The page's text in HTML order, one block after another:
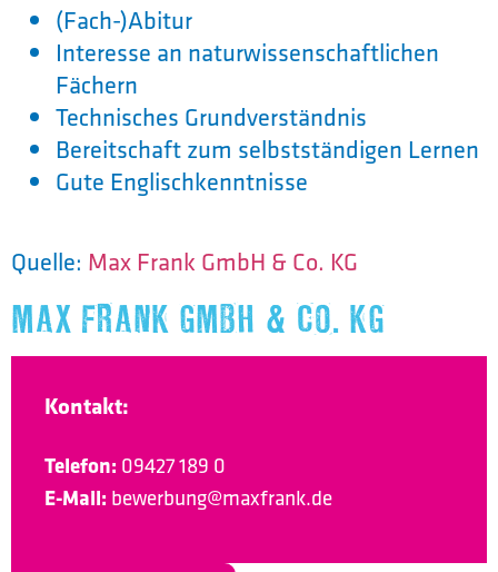
MAX FRANK GMBH & CO. KG
Kontakt:
Telefon: 09427 189 0
E-Mail: bewerbung@maxfrank.de
(Fach-)Abitur
Interesse an naturwissenschaftlichen
Fächern
Technisches Grundverständnis
Bereitschaft zum selbstständigen Lernen
Gute Englischkenntnisse
Quelle: Max Frank GmbH & Co. KG